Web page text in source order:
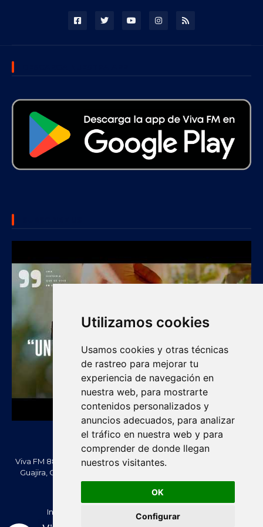
Utilizamos cookies
Usamos cookies y otras técnicas
de rastreo para mejorar tu
experiencia de navegación en
nuestra web, para mostrarte
contenidos personalizados y
anuncios adecuados, para analizar
el tráfico en nuestra web y para
comprender de donde llegan
nuestros visitantes.
OK
Configurar
Viva FM 88.2 FM es una emisora comunitaria de Villanueva, La
Guajira, Colombia. Información, noticias, cultura, vallenato y
actualidad regional.
vivafm.com.co
Inicio
Acera de Nosotros